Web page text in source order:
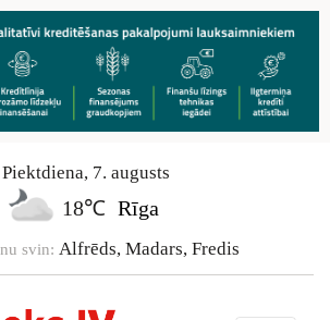
Piektdiena, 7. augusts
18℃ Rīga
svin: Alfrēds, Madars, Fredis